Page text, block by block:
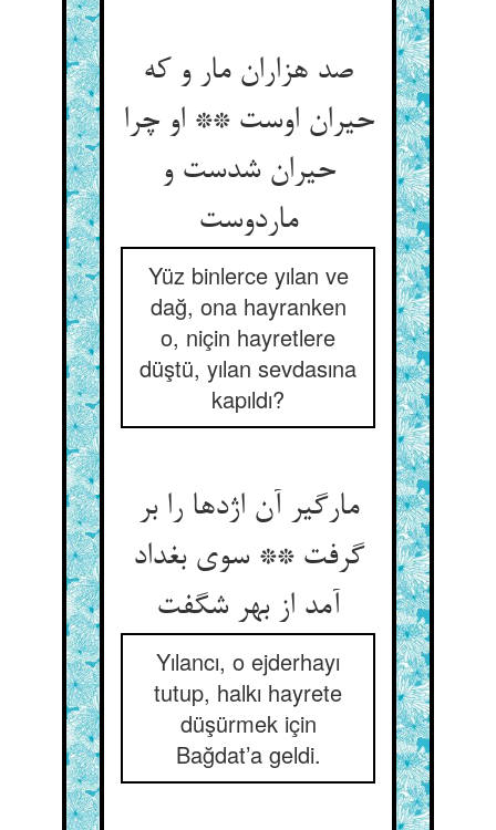
صد هزاران مار و که
حیران اوست ** او چرا
حیران شدست و
ماردوست
Yüz binlerce yılan ve
dağ, ona hayranken
o, niçin hayretlere
düştü, yılan sevdasına
kapıldı?
مارگیر آن اژدها را بر
گرفت ** سوی بغداد
آمد از بهر شگفت
Yılancı, o ejderhayı
tutup, halkı hayrete
düşürmek için
Bağdat’a geldi.